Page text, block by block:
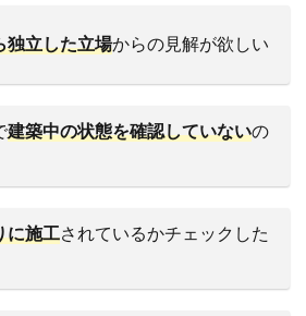
独立した立場からの見解が欲しい
建築中の状態を確認していないの
に施工されているかチェックした